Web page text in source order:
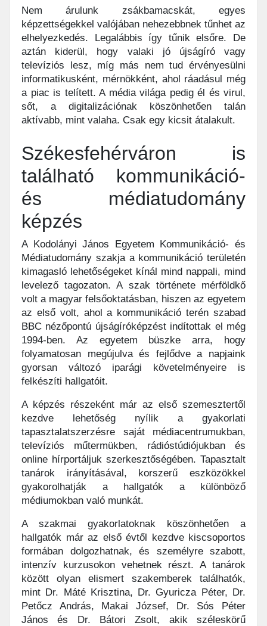
Nem árulunk zsákbamacskát, egyes
képzettségekkel valójában nehezebbnek tűnhet az
elhelyezkedés. Legalábbis így tűnik elsőre. De
aztán kiderül, hogy valaki jó újságíró vagy
televíziós lesz, míg más nem tud érvényesülni
informatikusként, mérnökként, ahol ráadásul még
a piac is telített. A média világa pedig él és virul,
sőt, a digitalizációnak köszönhetően talán
aktívabb, mint valaha. Csak egy kicsit átalakult.
Székesfehérváron is
található kommunikáció-
és médiatudomány
képzés
A Kodolányi János Egyetem Kommunikáció- és
Médiatudomány szakja a kommunikáció területén
kimagasló lehetőségeket kínál mind nappali, mind
levelező tagozaton. A szak története mérföldkő
volt a magyar felsőoktatásban, hiszen az egyetem
az első volt, ahol a kommunikáció terén szabad
BBC nézőpontú újságíróképzést indítottak el még
1994-ben. Az egyetem büszke arra, hogy
folyamatosan megújulva és fejlődve a napjaink
gyorsan változó iparági követelményeire is
felkészíti hallgatóit.
A képzés részeként már az első szemesztertől
kezdve lehetőség nyílik a gyakorlati
tapasztalatszerzésre saját médiacentrumukban,
televíziós műtermükben, rádióstúdiójukban és
online hírportáljuk szerkesztőségében. Tapasztalt
tanárok irányításával, korszerű eszközökkel
gyakorolhatják a hallgatók a különböző
médiumokban való munkát.
A szakmai gyakorlatoknak köszönhetően a
hallgatók már az első évtől kezdve kiscsoportos
formában dolgozhatnak, és személyre szabott,
intenzív kurzusokon vehetnek részt. A tanárok
között olyan elismert szakemberek találhatók,
mint Dr. Máté Krisztina, Dr. Gyuricza Péter, Dr.
Petőcz András, Makai József, Dr. Sós Péter
János és Dr. Bátori Zsolt, akik széleskörű